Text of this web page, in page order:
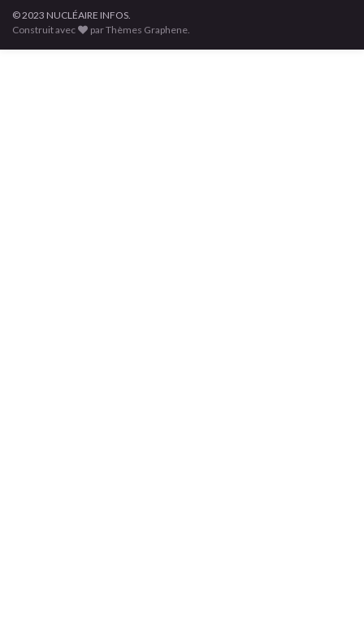
© 2023 NUCLÉAIRE INFOS.
Construit avec
par Thèmes Graphene.